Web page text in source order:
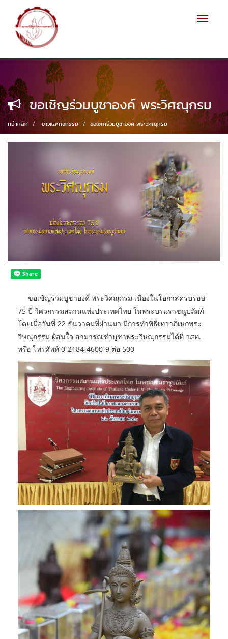
Toggle
ขอเชิญร่วมบูชาองค์ พระวิศณุกรม
หน้าหลัก ข่าวและกิจกรรม ขอเชิญร่วมบูชาองค์ พระวิศณุกรม
ขอเชิญร่วมบูชาองค์ พระวิศณุกรม เนื่องในโอกาสครบรอบ
75 ปี วิศวกรรมสถานแห่งประเทศไทย ในพระบรมราชนูปถัมภ์
โดยเมื่อวันที่ 22 ธันวาคมที่ผ่านมา มีการทำพิธีเทวาภิเษกพระ
วิษณุกรรม ผู้สนใจ สามารถเช่าบูชาพระวิษณุกรรมได้ที่ วสท.
หรือ โทรศัพท์ 0-2184-4600-9 ต่อ 500